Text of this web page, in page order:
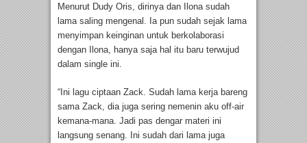
Menurut Dudy Oris, dirinya dan Ilona sudah
lama saling mengenal. Ia pun sudah sejak lama
menyimpan keinginan untuk berkolaborasi
dengan Ilona, hanya saja hal itu baru terwujud
dalam single ini.
“Ini lagu ciptaan Zack. Sudah lama kerja bareng
sama Zack, dia juga sering nemenin aku off-air
kemana-mana. Jadi pas dengar materi ini
langsung senang. Ini sudah dari lama juga